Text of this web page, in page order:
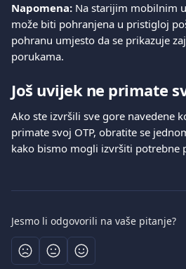
Napomena: Na starijim mobilnim
može biti pohranjena u pristigloj
pohranu umjesto da se prikazuje
porukama.
Još uvijek ne primate
Ako ste izvršili sve gore navedene
primate svoj OTP, obratite se
kako bismo mogli izvršiti potrebne
Jesmo li odgovorili na vaše pitanje?